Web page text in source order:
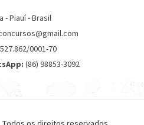
- Piauí - Brasil
0001-70
(86) 98853-3092